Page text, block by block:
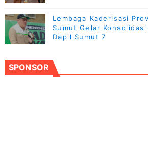
Lembaga Kaderisasi
Sumut Gelar
Dapil Sumut 7
SPONSOR